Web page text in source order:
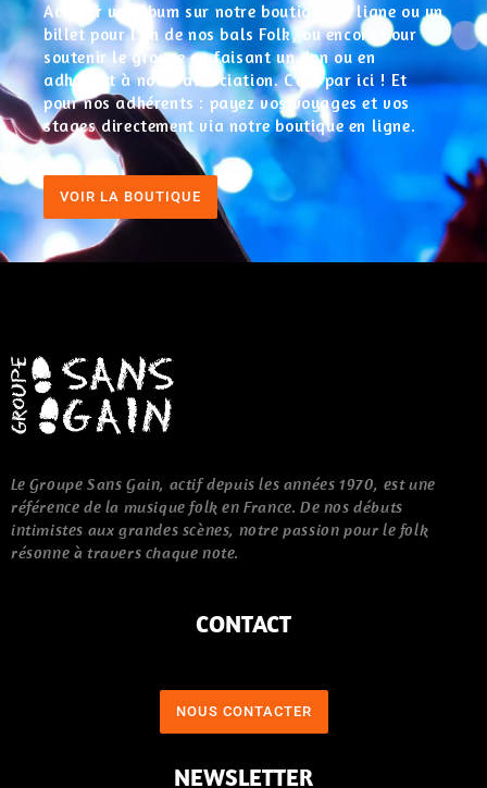
Acheter un album sur notre boutique en ligne ou un
billet pour l’un de nos bals Folk, ou encore pour
soutenir le groupe en faisant un don ou en
adhérant à notre association. C’est par ici ! Et
pour nos adhérents : payez vos voyages et vos
stages directement via notre boutique en ligne.
VOIR LA BOUTIQUE
Le Groupe Sans Gain, actif depuis les années 1970, est une
référence de la musique folk en France. De nos débuts
intimistes aux grandes scènes, notre passion pour le folk
résonne à travers chaque note.
CONTACT
NOUS CONTACTER
NEWSLETTER